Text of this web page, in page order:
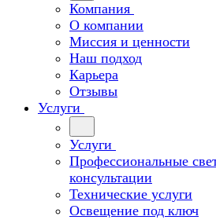
Компания
О компании
Миссия и ценности
Наш подход
Карьера
Отзывы
Услуги
Услуги
Профессиональные
консультации
Технические услуги
Освещение под ключ